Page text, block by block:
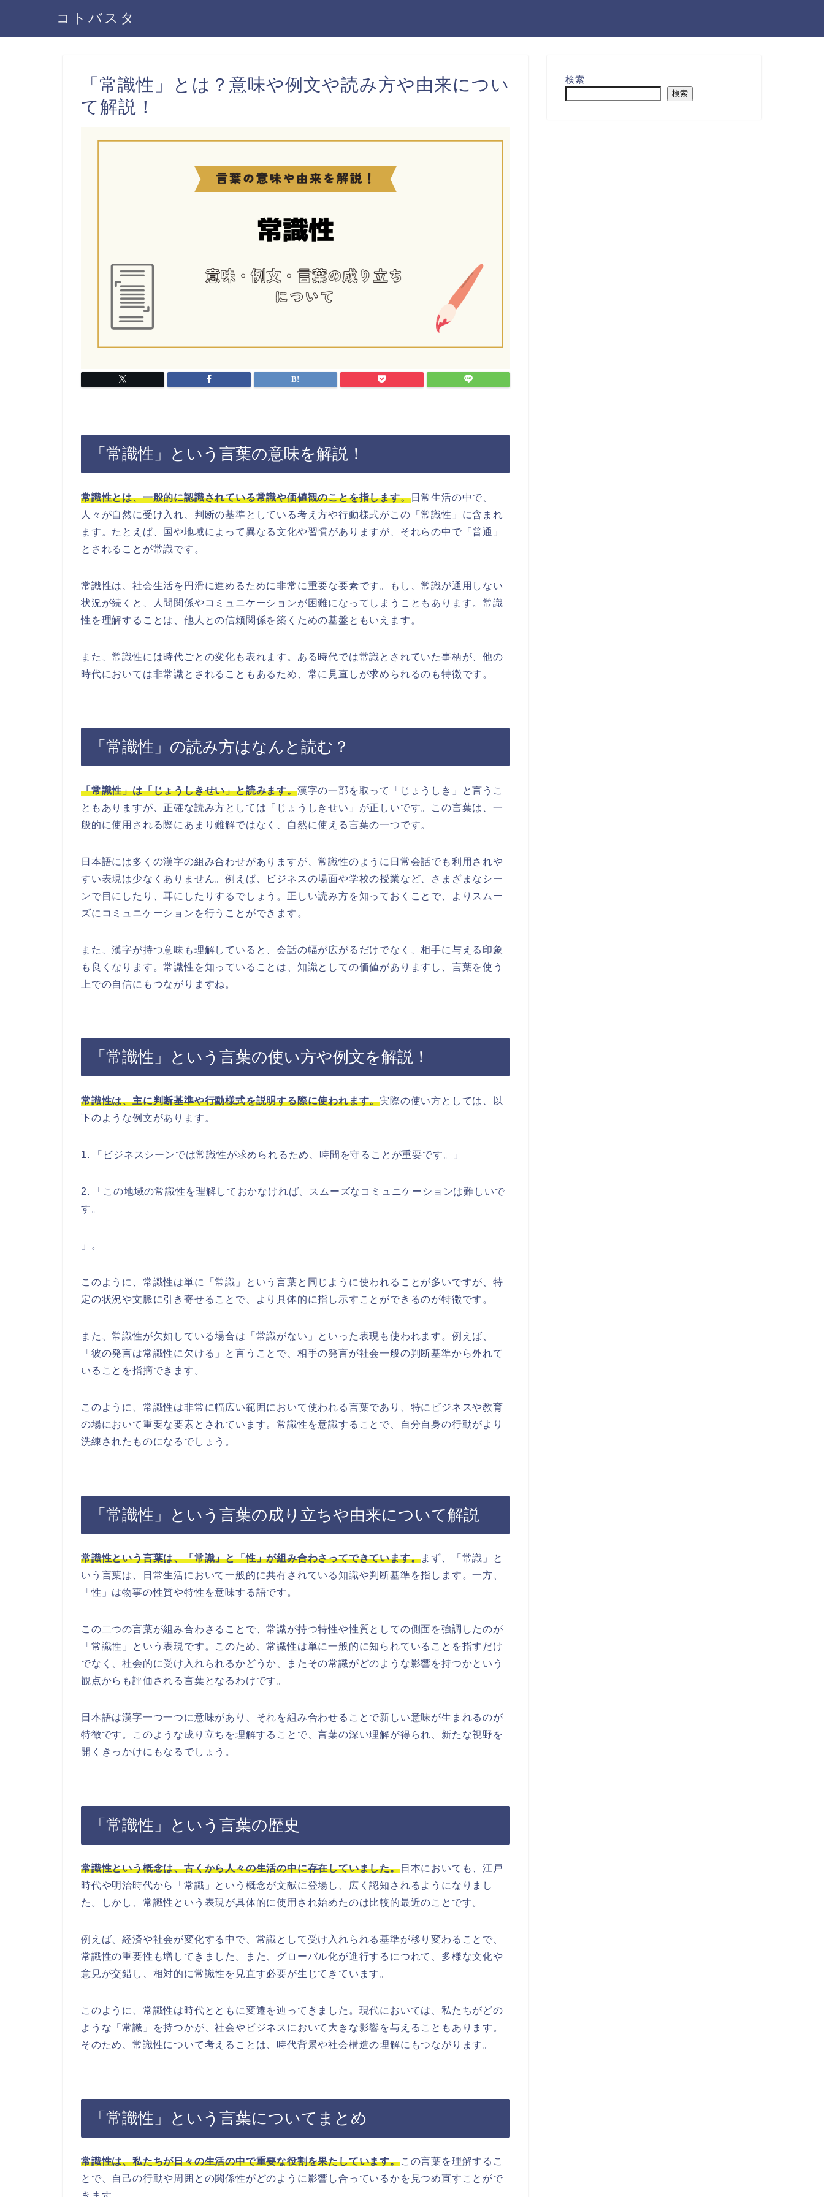
コトバスタ
「常識性」とは？意味や例文や読み方や由来につい
て解説！
「常識性」という言葉の意味を解説！
常識性とは、一般的に認識されている常識や価値観のことを指します。日常生活の中で、
人々が自然に受け入れ、判断の基準としている考え方や行動様式がこの「常識性」に含まれ
ます。たとえば、国や地域によって異なる文化や習慣がありますが、それらの中で「普通」
とされることが常識です。
常識性は、社会生活を円滑に進めるために非常に重要な要素です。もし、常識が通用しない
状況が続くと、人間関係やコミュニケーションが困難になってしまうこともあります。常識
性を理解することは、他人との信頼関係を築くための基盤ともいえます。
また、常識性には時代ごとの変化も表れます。ある時代では常識とされていた事柄が、他の
時代においては非常識とされることもあるため、常に見直しが求められるのも特徴です。
「常識性」の読み方はなんと読む？
「常識性」は「じょうしきせい」と読みます。漢字の一部を取って「じょうしき」と言うこ
ともありますが、正確な読み方としては「じょうしきせい」が正しいです。この言葉は、一
般的に使用される際にあまり難解ではなく、自然に使える言葉の一つです。
日本語には多くの漢字の組み合わせがありますが、常識性のように日常会話でも利用されや
すい表現は少なくありません。例えば、ビジネスの場面や学校の授業など、さまざまなシー
ンで目にしたり、耳にしたりするでしょう。正しい読み方を知っておくことで、よりスムー
ズにコミュニケーションを行うことができます。
また、漢字が持つ意味も理解していると、会話の幅が広がるだけでなく、相手に与える印象
も良くなります。常識性を知っていることは、知識としての価値がありますし、言葉を使う
上での自信にもつながりますね。
「常識性」という言葉の使い方や例文を解説！
常識性は、主に判断基準や行動様式を説明する際に使われます。実際の使い方としては、以
下のような例文があります。
1. 「ビジネスシーンでは常識性が求められるため、時間を守ることが重要です。」
2. 「この地域の常識性を理解しておかなければ、スムーズなコミュニケーションは難しいで
す。
」。
このように、常識性は単に「常識」という言葉と同じように使われることが多いですが、特
定の状況や文脈に引き寄せることで、より具体的に指し示すことができるのが特徴です。
また、常識性が欠如している場合は「常識がない」といった表現も使われます。例えば、
「彼の発言は常識性に欠ける」と言うことで、相手の発言が社会一般の判断基準から外れて
いることを指摘できます。
このように、常識性は非常に幅広い範囲において使われる言葉であり、特にビジネスや教育
の場において重要な要素とされています。常識性を意識することで、自分自身の行動がより
洗練されたものになるでしょう。
「常識性」という言葉の成り立ちや由来について解説
常識性という言葉は、「常識」と「性」が組み合わさってできています。まず、「常識」と
いう言葉は、日常生活において一般的に共有されている知識や判断基準を指します。一方、
「性」は物事の性質や特性を意味する語です。
この二つの言葉が組み合わさることで、常識が持つ特性や性質としての側面を強調したのが
「常識性」という表現です。このため、常識性は単に一般的に知られていることを指すだけ
でなく、社会的に受け入れられるかどうか、またその常識がどのような影響を持つかという
観点からも評価される言葉となるわけです。
日本語は漢字一つ一つに意味があり、それを組み合わせることで新しい意味が生まれるのが
特徴です。このような成り立ちを理解することで、言葉の深い理解が得られ、新たな視野を
開くきっかけにもなるでしょう。
「常識性」という言葉の歴史
常識性という概念は、古くから人々の生活の中に存在していました。日本においても、江戸
時代や明治時代から「常識」という概念が文献に登場し、広く認知されるようになりまし
た。しかし、常識性という表現が具体的に使用され始めたのは比較的最近のことです。
例えば、経済や社会が変化する中で、常識として受け入れられる基準が移り変わることで、
常識性の重要性も増してきました。また、グローバル化が進行するにつれて、多様な文化や
意見が交錯し、相対的に常識性を見直す必要が生じてきています。
このように、常識性は時代とともに変遷を辿ってきました。現代においては、私たちがどの
ような「常識」を持つかが、社会やビジネスにおいて大きな影響を与えることもあります。
そのため、常識性について考えることは、時代背景や社会構造の理解にもつながります。
「常識性」という言葉についてまとめ
常識性は、私たちが日々の生活の中で重要な役割を果たしています。この言葉を理解するこ
とで、自己の行動や周囲との関係性がどのように影響し合っているかを見つめ直すことがで
検索
検索